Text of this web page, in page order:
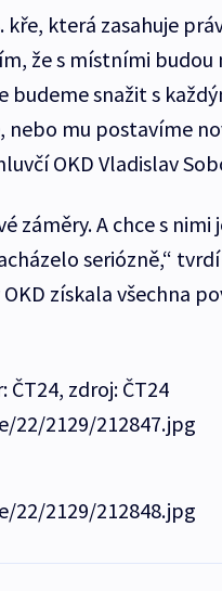
kře, která zasahuje
že s místními budou
budeme snažit s
mu postavíme
OKD Vladislav
záměry. A chce s nimi
seriózně,“ tvrdí
získala všechna
zdroj: ČT24
22/2129/212847.jpg
22/2129/212848.jpg